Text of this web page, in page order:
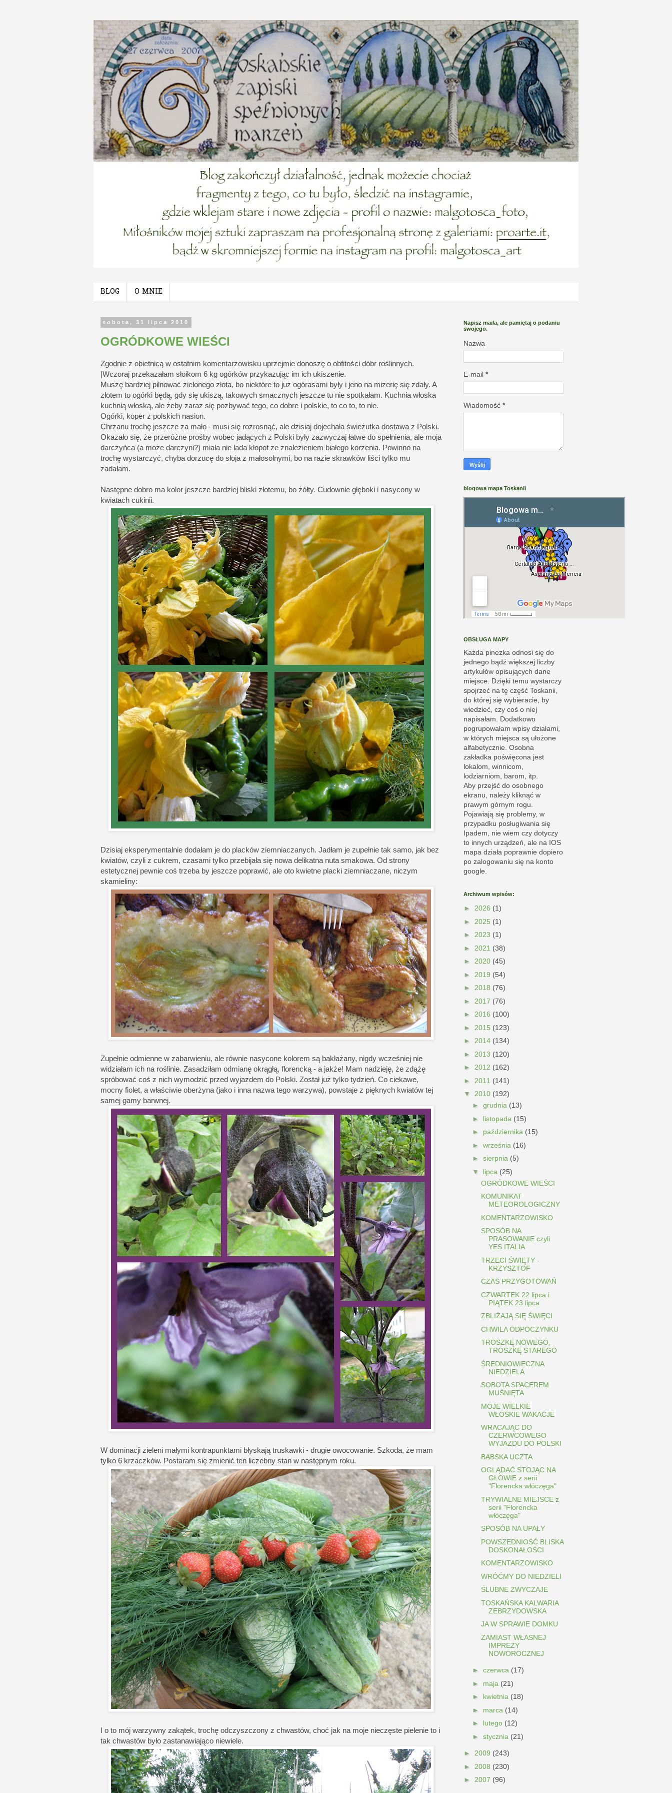
BLOG O MNIE
sobota, 31 lipca 2010
OGRÓDKOWE WIEŚCI
Zgodnie z obietnicą w ostatnim komentarzowisku uprzejmie donoszę o obfitości dóbr roślinnych.
|Wczoraj przekazałam słoikom 6 kg ogórków przykazując im ich ukiszenie.
Muszę bardziej pilnować zielonego złota, bo niektóre to już ogórasami były i jeno na mizerię się zdały. A
złotem to ogórki będą, gdy się ukiszą, takowych smacznych jeszcze tu nie spotkałam. Kuchnia włoska
kuchnią włoską, ale żeby zaraz się pozbywać tego, co dobre i polskie, to co to, to nie.
Ogórki, koper z polskich nasion.
Chrzanu trochę jeszcze za mało - musi się rozrosnąć, ale dzisiaj dojechała świeżutka dostawa z Polski.
Okazało się, że przeróżne prośby wobec jadących z Polski były zazwyczaj łatwe do spełnienia, ale moja
darczyńca (a może darczyni?) miała nie lada kłopot ze znalezieniem białego korzenia. Powinno na
trochę wystarczyć, chyba dorzucę do słoja z małosolnymi, bo na razie skrawków liści tylko mu
zadałam.
Następne dobro ma kolor jeszcze bardziej bliski złotemu, bo żółty. Cudownie głęboki i nasycony w
kwiatach cukinii.
Dzisiaj eksperymentalnie dodałam je do placków ziemniaczanych. Jadłam je zupełnie tak samo, jak bez
kwiatów, czyli z cukrem, czasami tylko przebijała się nowa delikatna nuta smakowa. Od strony
estetycznej pewnie coś trzeba by jeszcze poprawić, ale oto kwietne placki ziemniaczane, niczym
skamieliny:
Zupełnie odmienne w zabarwieniu, ale równie nasycone kolorem są bakłażany, nigdy wcześniej nie
widziałam ich na roślinie. Zasadziłam odmianę okrągłą, florencką - a jakże! Mam nadzieję, że zdążę
spróbować coś z nich wymodzić przed wyjazdem do Polski. Został już tylko tydzień. Co ciekawe,
mocny fiolet, a właściwie oberżyna (jako i inna nazwa tego warzywa), powstaje z pięknych kwiatów tej
samej gamy barwnej.
W dominacji zieleni małymi kontrapunktami błyskają truskawki - drugie owocowanie. Szkoda, że mam
tylko 6 krzaczków. Postaram się zmienić ten liczebny stan w następnym roku.
I o to mój warzywny zakątek, trochę odczyszczony z chwastów, choć jak na moje nieczęste pielenie to i
tak chwastów było zastanawiająco niewiele.
Napisz maila, ale pamiętaj o podaniu
swojego.
Nazwa
E-mail *
Wiadomość *
blogowa mapa Toskanii
OBSŁUGA MAPY
Każda pinezka odnosi się do
jednego bądź większej liczby
artykułów opisujących dane
miejsce. Dzięki temu wystarczy
spojrzeć na tę część Toskanii,
do której się wybieracie, by
wiedzieć, czy coś o niej
napisałam. Dodatkowo
pogrupowałam wpisy działami,
w których miejsca są ułożone
alfabetycznie. Osobna
zakładka poświęcona jest
lokalom, winnicom,
lodziarniom, barom, itp.
Aby przejść do osobnego
ekranu, należy kliknąć w
prawym górnym rogu.
Pojawiają się problemy, w
przypadku posługiwania się
Ipadem, nie wiem czy dotyczy
to innych urządzeń, ale na IOS
mapa działa poprawnie dopiero
po zalogowaniu się na konto
google.
Archiwum wpisów:
► 2026 (1)
► 2025 (1)
► 2023 (1)
► 2021 (38)
► 2020 (45)
► 2019 (54)
► 2018 (76)
► 2017 (76)
► 2016 (100)
► 2015 (123)
► 2014 (134)
► 2013 (120)
► 2012 (162)
► 2011 (141)
▼ 2010 (192)
► grudnia (13)
► listopada (15)
► października (15)
► września (16)
► sierpnia (5)
▼ lipca (25)
OGRÓDKOWE WIEŚCI
KOMUNIKAT
METEOROLOGICZNY
KOMENTARZOWISKO
SPOSÓB NA
PRASOWANIE czyli
YES ITALIA
TRZECI ŚWIĘTY -
KRZYSZTOF
CZAS PRZYGOTOWAŃ
CZWARTEK 22 lipca i
PIĄTEK 23 lipca
ZBLIŻAJĄ SIĘ ŚWIĘCI
CHWILA ODPOCZYNKU
TROSZKĘ NOWEGO,
TROSZKĘ STAREGO
ŚREDNIOWIECZNA
NIEDZIELA
SOBOTA SPACEREM
MUŚNIĘTA
MOJE WIELKIE
WŁOSKIE WAKACJE
WRACAJĄC DO
CZERWCOWEGO
WYJAZDU DO POLSKI
BABSKA UCZTA
OGLĄDAĆ STOJĄC NA
GŁOWIE z serii
"Florencka włóczęga"
TRYWIALNE MIEJSCE z
serii "Florencka
włóczęga"
SPOSÓB NA UPAŁY
POWSZEDNIOŚĆ BLISKA
DOSKONAŁOŚCI
KOMENTARZOWISKO
WRÓĆMY DO NIEDZIELI
ŚLUBNE ZWYCZAJE
TOSKAŃSKA KALWARIA
ZEBRZYDOWSKA
JA W SPRAWIE DOMKU
ZAMIAST WŁASNEJ
IMPREZY
NOWOROCZNEJ
► czerwca (17)
► maja (21)
► kwietnia (18)
► marca (14)
► lutego (12)
► stycznia (21)
► 2009 (243)
► 2008 (230)
► 2007 (96)